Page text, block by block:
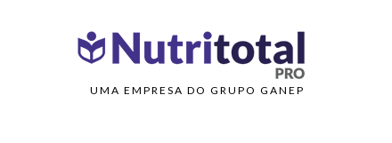
UMA EMPRESA DO GRUPO GANEP